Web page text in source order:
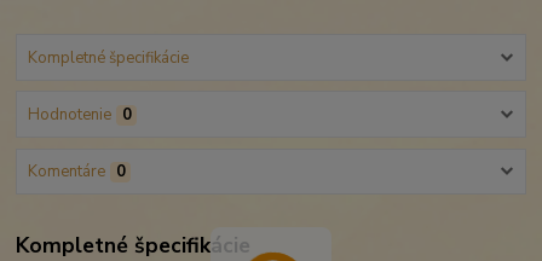
Kompletné špecifikácie
Hodnotenie 0
Komentáre 0
Kompletné špecifikácie